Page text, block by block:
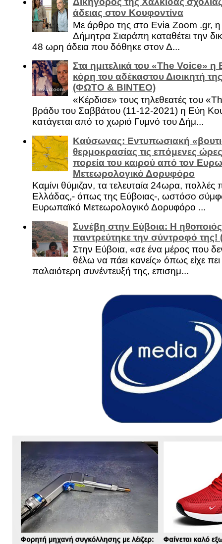
άδειας στον Κουφοντίνα
Με άρθρο της στο Evia Zoom .gr,
Δήμητρα Σιαράπη καταθέτει την
48 ωρη άδεια που δόθηκε στον Δ...
Στα ημιτελικά του «The Voice»
κόρη του αδέκαστου Διοικητή
(ΦΩΤΟ & ΒΙΝΤΕΟ)
«Κέρδισε» τους τηλεθεατές του
βράδυ του Σαββάτου (11-12-2021) η Εύη
κατάγεται από το χωριό Γυμνό του Δήμ...
Καύσωνας: Εντυπωσιακή
θερμοκρασίας τις επόμενες
πορεία του καιρού από τον
Μετεωρολογικό Δορυφόρο
Καμίνι θύμιζαν, τα τελευταία 24ωρα, πολλές
Ελλάδας,- όπως της Εύβοιας-, ωστόσο
Ευρωπαϊκό Μετεωρολογικό Δορυφόρο ...
Συνέβη στην Εύβοια: Η
παντρεύτηκε την σύντροφό
Στην Εύβοια, «σε ένα μέρος που
θέλω να πάει κανείς» όπως είχε πει
παλαιότερη συνέντευξή της, επισημ...